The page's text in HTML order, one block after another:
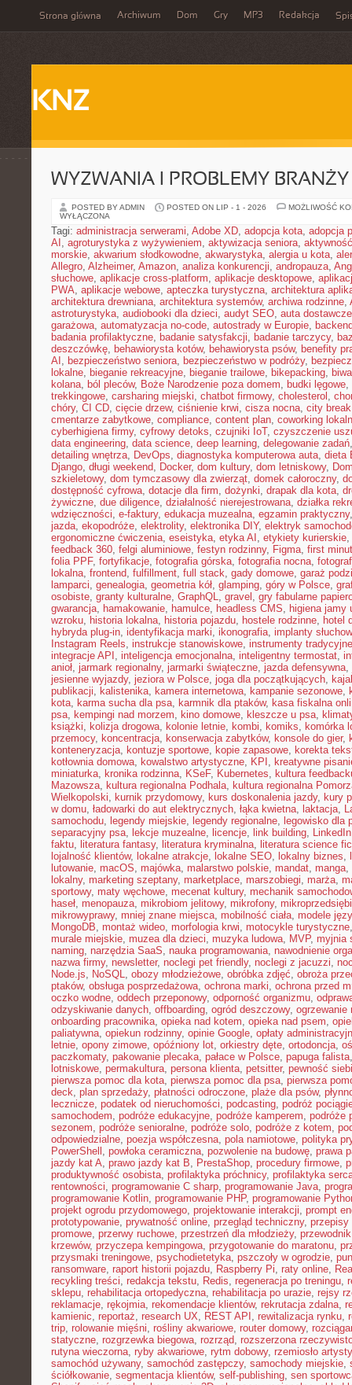
Strona główna Archiwum Dom Gry MP3 Redakcja
KNZ
WYZWANIA I PROBLEMY BRANŻY
POSTED BY ADMIN POSTED ON LIP - 1 - 2026
MOŻLIWOŚĆ
WYŁĄCZONA
Tagi: administracja serwerami, Adobe XD, adopcja kota, adopcja
AI , agroturystyka z wyżywieniem, aktywizacja seniora,
morskie, akwarium słodkowodne, akwarystyka, alergia u kota,
Allegro, Alzheimer, Amazon, analiza konkurencji, andropauza,
słuchowe, aplikacje cross-platform, aplikacje desktopowe,
PWA, aplikacje webowe, apteczka turystyczna, architektura
architektura drewniana, architektura systemów, archiwa rodzinne,
astroturystyka, audiobooki dla dzieci, audyt SEO, auta dostawcze
garażowa, automatyzacja no-code, autostrady w Europie,
badania profilaktyczne, badanie satysfakcji, badanie tarczycy,
deszczówkę, behawiorysta kotów, behawiorysta psów, benefity
AI , bezpieczeństwo seniora, bezpieczeństwo w podróży,
lokalne, bieganie rekreacyjne, bieganie trailowe, bikepacking,
kolana, ból pleców, Boże Narodzenie poza domem, budki lęgowe,
trekkingowe, carsharing miejski, chatbot firmowy, cholesterol ,
chóry, CI CD, cięcie drzew, ciśnienie krwi, cisza nocna, city
cmentarze zabytkowe, compliance, content plan, coworking
cyberhigiena firmy, cyfrowy detoks, czujniki IoT, czyszczenie
data engineering, data science, deep learning, delegowanie zadań
detailing wnętrza, DevOps, diagnostyka komputerowa auta, dieta
Django, długi weekend, Docker, dom kultury, dom letniskowy,
szkieletowy, dom tymczasowy dla zwierząt, domek całoroczny,
dostępność cyfrowa, dotacje dla firm, dożynki, drapak dla kota,
żywiczne, due diligence, działalność nierejestrowana, działka
wdzięczności, e-faktury, edukacja muzealna, egzamin praktyczny
jazda, ekopodróże, elektrolity, elektronika DIY, elektryk
ergonomiczne ćwiczenia, eseistyka, etyka AI , etykiety kurierskie,
feedback 360, felgi aluminiowe, festyn rodzinny, Figma, first
folia PPF, fortyfikacje, fotografia górska, fotografia nocna,
lokalna, frontend, fulfillment, full stack, gady domowe, garaż
lamparci, genealogia, geometria kół, glamping, góry w Polsce,
osobiste, granty kulturalne, GraphQL, gravel , gry fabularne
gwarancja, hamakowanie, hamulce, headless CMS, higiena jamy
wzroku, historia lokalna, historia pojazdu, hostele rodzinne, hotel
hybryda plug-in, identyfikacja marki, ikonografia, implanty
Instagram Reels, instrukcje stanowiskowe, instrumenty tradycyjne
integracje API , inteligencja emocjonalna, inteligentny termostat,
anioł, jarmark regionalny, jarmarki świąteczne, jazda defensywna,
jesienne wyjazdy, jeziora w Polsce, joga dla początkujących,
publikacji, kalistenika, kamera internetowa, kampanie sezonowe,
kota, karma sucha dla psa, karmnik dla ptaków, kasa fiskalna
psa, kempingi nad morzem, kino domowe, kleszcze u psa,
książki, kolizja drogowa, kolonie letnie, kombi, komiks, komórka
przemocy, koncentracja, konserwacja zabytków, konsole do gier,
konteneryzacja, kontuzje sportowe, kopie zapasowe, korekta
kotłownia domowa, kowalstwo artystyczne, KPI , kreatywne
miniaturka, kronika rodzinna, KSeF, Kubernetes, kultura
Mazowsza, kultura regionalna Podhala, kultura regionalna
Wielkopolski, kurnik przydomowy, kurs doskonalenia jazdy, kury
w domu, ładowarki do aut elektrycznych, łąka kwietna, laktacja,
samochodu, legendy miejskie, legendy regionalne, legowisko dla
separacyjny psa, lekcje muzealne, licencje, link building,
faktu, literatura fantasy, literatura kryminalna, literatura science
lojalność klientów, lokalne atrakcje, lokalne SEO, lokalny biznes,
lutowanie, macOS, majówka, malarstwo polskie, mandat, manga,
lokalny, marketing szeptany, marketplace, marszobiegi, marża,
sportowy, maty węchowe, mecenat kultury, mechanik
haseł, menopauza, mikrobiom jelitowy, mikrofony,
mikrowyprawy, mniej znane miejsca, mobilność ciała, modele
MongoDB, montaż wideo, morfologia krwi, motocykle turystyczne
murale miejskie, muzea dla dzieci, muzyka ludowa, MVP, myjnia
naming, narzędzia SaaS, nauka programowania, nawodnienie
nazwa firmy, newsletter, noclegi pet friendly, noclegi z jacuzzi,
Node.js, NoSQL, obozy młodzieżowe, obróbka zdjęć, obroża
ptaków, obsługa posprzedażowa, ochrona marki, ochrona przed
oczko wodne, oddech przeponowy, odporność organizmu,
odzyskiwanie danych, offboarding, ogród deszczowy, ogrzewanie
onboarding pracownika, opieka nad kotem, opieka nad psem,
paliatywna, opiekun rodzinny, opinie Google, opłaty
letnie, opony zimowe, opóźniony lot, orkiestry dęte, ortodoncja,
paczkomaty, pakowanie plecaka, pałace w Polsce, papuga falista
lotniskowe, permakultura, persona klienta, petsitter, pewność
pierwsza pomoc dla kota, pierwsza pomoc dla psa, pierwsza
deck, plan sprzedaży, płatności odroczone, plaże dla psów,
lecznicze, podatek od nieruchomości, podcasting, podróż
samochodem, podróże edukacyjne, podróże kamperem, podróże
sezonem, podróże senioralne, podróże solo, podróże z kotem,
odpowiedzialne, poezja współczesna, pola namiotowe, polityka
PowerShell , powłoka ceramiczna, pozwolenie na budowę, prawa
jazdy kat A, prawo jazdy kat B, PrestaShop, procedury firmowe,
produktywność osobista, profilaktyka próchnicy, profilaktyka
rentowności, programowanie C sharp, programowanie Java,
programowanie Kotlin, programowanie PHP, programowanie
projekt ogrodu przydomowego, projektowanie interakcji, prompt
prototypowanie, prywatność online, przegląd techniczny, przepisy
promowe, przerwy ruchowe, przestrzeń dla młodzieży,
krzewów, przyczepa kempingowa, przygotowanie do maratonu,
przysmaki treningowe, psychodietetyka, pszczoły w ogrodzie,
ransomware, raport historii pojazdu, Raspberry Pi, raty online,
recykling treści, redakcja tekstu, Redis, regeneracja po treningu,
sklepu, rehabilitacja ortopedyczna, rehabilitacja po urazie, rejsy
reklamacje, rękojmia, rekomendacje klientów, rekrutacja zdalna,
kamienic, reportaż, research UX, REST API , rewitalizacja rynku,
trip, rolowanie mięśni, rośliny akwariowe, router domowy,
statyczne, rozgrzewka biegowa, rozrząd, rozszerzona
rutyna wieczorna, ryby akwariowe, rytm dobowy, rzemiosło
samochód używany, samochód zastępczy, samochody miejskie,
ściółkowanie, segmentacja klientów, self-publishing, sen